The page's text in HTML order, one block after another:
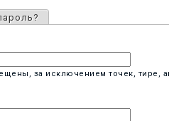
за исключением точек, тире,